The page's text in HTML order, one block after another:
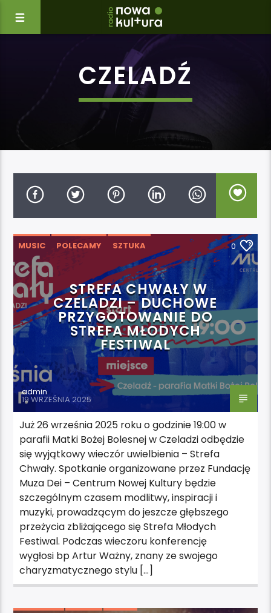
CZELADŹ
MUSIC POLECAMY
SZTUKA
WYDARZENIA
0
STREFA CHWAŁY W
CZELADZI – DUCHOWE
PRZYGOTOWANIE DO
STREFA MŁODYCH
FESTIWAL
admin
19 WRZEŚNIA 2025
Już 26 września 2025 roku o godzinie 19:00 w
parafii Matki Bożej Bolesnej w Czeladzi odbędzie
się wyjątkowy wieczór uwielbienia – Strefa
Chwały. Spotkanie organizowane przez Fundację
Muza Dei – Centrum Nowej Kultury będzie
szczególnym czasem modlitwy, inspiracji i
muzyki, prowadzącym do jeszcze głębszego
przeżycia zbliżającego się Strefa Młodych
Festiwal. Podczas wieczoru konferencję
wygłosi bp Artur Ważny, znany ze swojego
charyzmatycznego stylu […]